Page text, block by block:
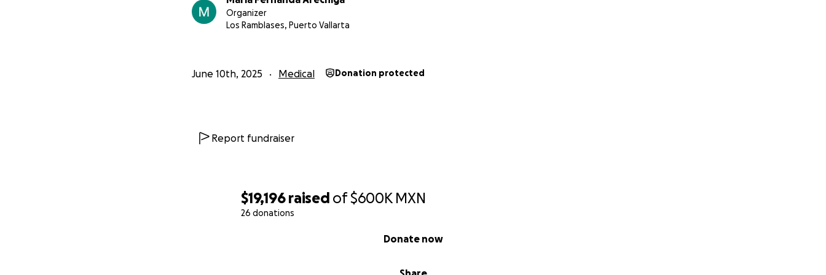
$19,196 raised of$600K MXN
26 donations
Donate now
Organizer
Los Ramblases, Puerto Vallarta
June 10th, 2025 Medical Donation protected
Report fundraiser